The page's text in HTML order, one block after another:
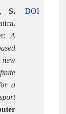
S.
A
a
DOI